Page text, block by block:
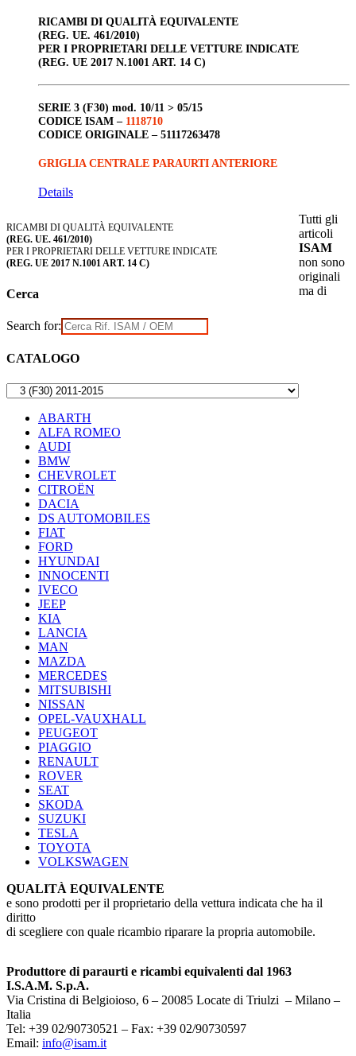
RICAMBI DI QUALITÀ EQUIVALENTE
(REG. UE. 461/2010)
PER I PROPRIETARI DELLE VETTURE INDICATE
(REG. UE 2017 N.1001 ART. 14 C)
SERIE 3 (F30) mod. 10/11 > 05/15
CODICE ISAM – 1118710
CODICE ORIGINALE – 51117263478
GRIGLIA CENTRALE PARAURTI ANTERIORE
Details
RICAMBI DI QUALITÀ EQUIVALENTE
(REG. UE. 461/2010)
PER I PROPRIETARI DELLE VETTURE INDICATE
(REG. UE 2017 N.1001 ART. 14 C)
Cerca
Search for:
CATALOGO
ABARTH
ALFA ROMEO
AUDI
BMW
CHEVROLET
CITROËN
DACIA
DS AUTOMOBILES
FIAT
FORD
HYUNDAI
INNOCENTI
IVECO
JEEP
KIA
LANCIA
MAN
MAZDA
MERCEDES
MITSUBISHI
NISSAN
OPEL-VAUXHALL
PEUGEOT
PIAGGIO
RENAULT
ROVER
SEAT
SKODA
SUZUKI
TESLA
TOYOTA
VOLKSWAGEN
Tutti gli
articoli
ISAM
non sono
originali
ma di
QUALITÀ EQUIVALENTE
e sono prodotti per il proprietario della vettura indicata che ha il
diritto
di scegliere con quale ricambio riparare la propria automobile.
Produttore di paraurti e ricambi equivalenti dal 1963
I.S.A.M. S.p.A.
Via Cristina di Belgioioso, 6 – 20085 Locate di Triulzi – Milano –
Italia
Tel: +39 02/90730521 – Fax: +39 02/90730597
Email: info@isam.it